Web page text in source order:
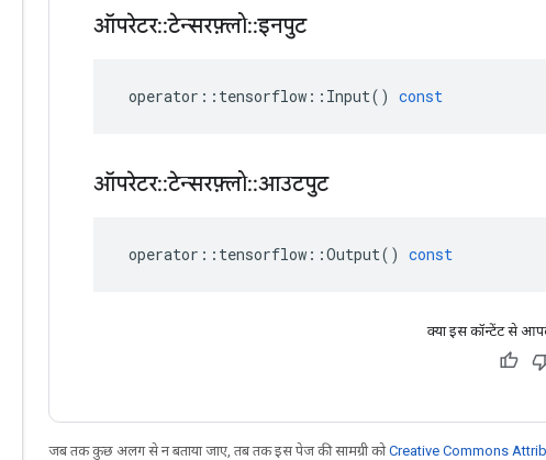
ऑपरेटर::टेन्सरफ़्लो::इनपुट
operator :: tensorflow :: Input() const
ऑपरेटर::टेन्सरफ़्लो::आउटपुट
operator :: tensorflow ::Output() const
क्या इस कॉन्टेंट से
जब तक कुछ अलग से न बताया जाए, तब तक इस पेज की सामग्री कोCreative Commons